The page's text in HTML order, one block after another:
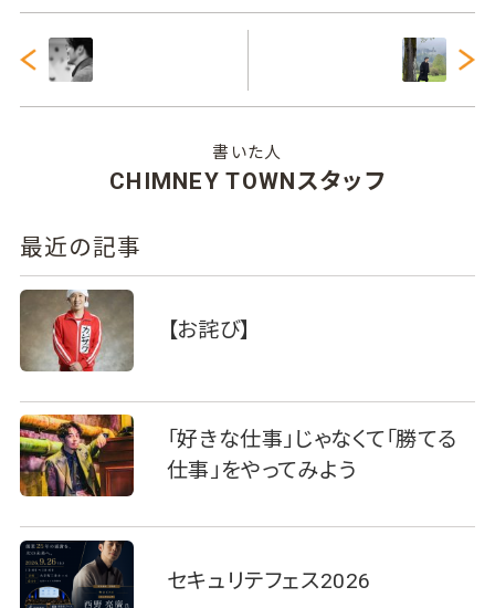
書いた人
CHIMNEY TOWNスタッフ
最近の記事
【お詫び】
「好きな仕事」じゃなくて「勝てる
仕事」をやってみよう
セキュリテフェス2026